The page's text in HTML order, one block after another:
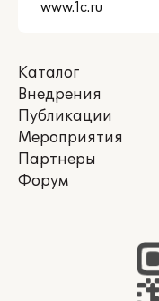
Каталог
Внедрения
Публикации
Мероприятия
Партнеры
Форум